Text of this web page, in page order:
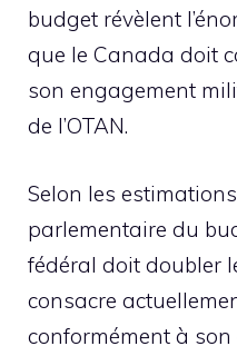
budget révèlent
que le Canada doit
son engagement
de l’OTAN.
Selon les
parlementaire du
fédéral doit doubler
consacre
conformément à